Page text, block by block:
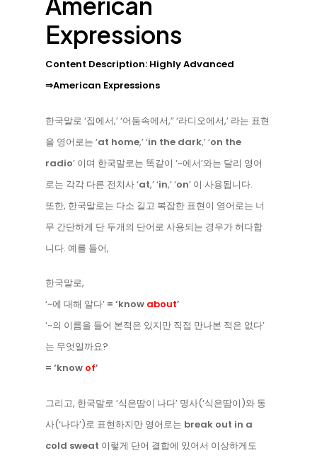
Expressions
Content Description: Highly Advanced
⇒American Expressions
한국말로 ‘집에서,’ ‘어둠속에서,” ‘라디오에서,’ 라는 표현
을 영어로는 ‘at home,’ ‘in the dark,’ ‘on the
radio’ 이며 한국말로는 똑같이 ‘~에서’와는 달리 영어
로는 각각 다른 전치사 ‘at,’ ‘in,’ ‘on’ 이 사용됩니다.
또한, 한국말로는 다소 길고 복잡한 표현이 영어로는 너
무 간단하게 단 두개의 단어로 사용되는 경우가 허다합
니다. 예를 들어,
한국말로,
‘~에 대해 알다’ = ‘know about’
‘~의 이름을 들어 본적은 있지만 직접 만나본 적은 없다’
는 무엇일까요?
= ‘know of’
그리고, 한국말로 ‘식은땀이 나다’ 명사(‘식은땀이)와 동
사(‘나다’)로 표현하지만 영어로는 break out in a
cold sweat 이렇게 단어 결합에 있어서 이상하게도